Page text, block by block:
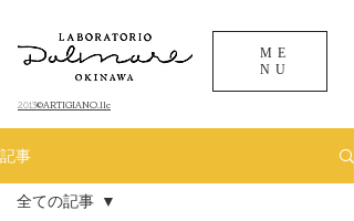
​2013©ARTIGIANO.llc
ME
NU
記事
全ての記事